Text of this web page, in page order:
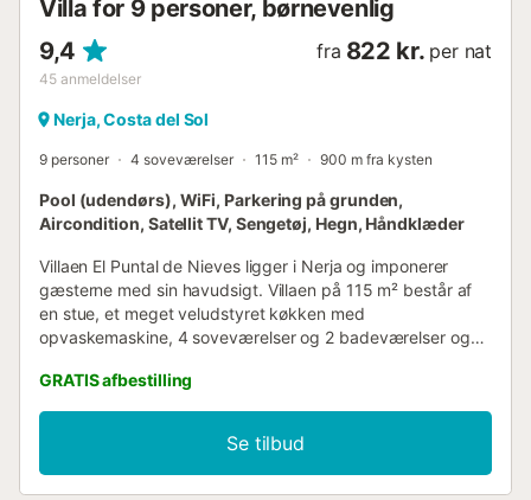
Villa for 9 personer, børnevenlig
9,4
45 anmeldelser
fra 822 kr. per nat
Nerja, Costa del Sol
9 personer 4 soveværelser 115 m² 900 m fra kysten
Pool (udendørs), WiFi, Parkering på grunden,
Aircondition, Satellit TV, Sengetøj, Hegn, Håndklæder
Villaen El Puntal de Nieves ligger i Nerja og imponerer
gæsterne med sin havudsigt. Villaen på 115 m² består af
en stue, et meget veludstyret køkken med
opvaskemaskine, 4 soveværelser og 2 badeværelser og
omfatter Wi-Fi (egnet til videosamtaler), aircondition, en
vaskemaskine samt børnebøger og legetøj. Der er en
barneseng og en højstol til rådighed efter anmodning.
Højdepunktet ved denne bolig er det private
udendørsområde med pool, havemøbler, en åben terrasse,
GRATIS afbestilling
Se tilbud